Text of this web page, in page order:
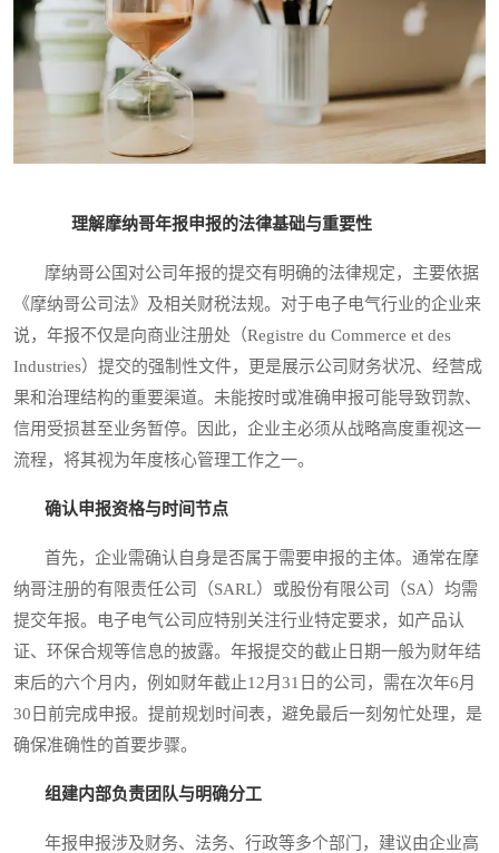
理解摩纳哥年报申报的法律基础与重要性
摩纳哥公国对公司年报的提交有明确的法律规定，主要依据
《摩纳哥公司法》及相关财税法规。对于电子电气行业的企业来
说，年报不仅是向商业注册处（Registre du Commerce et des
Industries）提交的强制性文件，更是展示公司财务状况、经营成
果和治理结构的重要渠道。未能按时或准确申报可能导致罚款、
信用受损甚至业务暂停。因此，企业主必须从战略高度重视这一
流程，将其视为年度核心管理工作之一。
确认申报资格与时间节点
首先，企业需确认自身是否属于需要申报的主体。通常在摩
纳哥注册的有限责任公司（SARL）或股份有限公司（SA）均需
提交年报。电子电气公司应特别关注行业特定要求，如产品认
证、环保合规等信息的披露。年报提交的截止日期一般为财年结
束后的六个月内，例如财年截止12月31日的公司，需在次年6月
30日前完成申报。提前规划时间表，避免最后一刻匆忙处理，是
确保准确性的首要步骤。
组建内部负责团队与明确分工
年报申报涉及财务、法务、行政等多个部门，建议由企业高